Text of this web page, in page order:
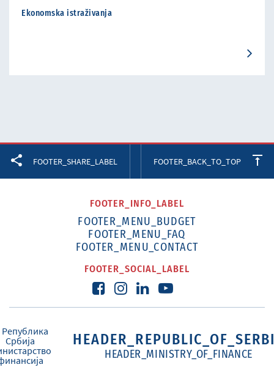
Ekonomska istraživanja
FOOTER_SHARE_LABEL FOOTER_BACK_TO_TOP
FOOTER_INFO_LABEL
FOOTER_MENU_BUDGET
FOOTER_MENU_FAQ
FOOTER_MENU_CONTACT
FOOTER_SOCIAL_LABEL
HEADER_MINISTRY_OF_FINANCE